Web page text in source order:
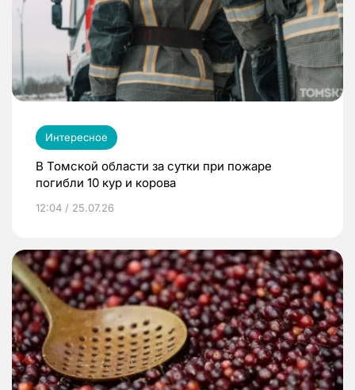
Интересное
В Томской области за сутки при пожаре
погибли 10 кур и корова
12:04 / 25.07.26